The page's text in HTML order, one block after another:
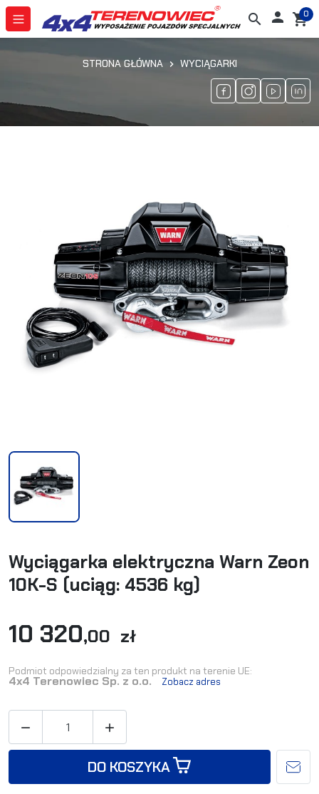
search  shopping_cart
0
STRONA GŁÓWNA WYCIĄGARKI
Wyciągarka elektryczna Warn Zeon
10K-S (uciąg: 4536 kg)
10 320,00 zł
Podmiot odpowiedzialny za ten produkt na terenie UE:
4x4 Terenowiec Sp. z o.o. Zobacz adres
 
DO KOSZYKA